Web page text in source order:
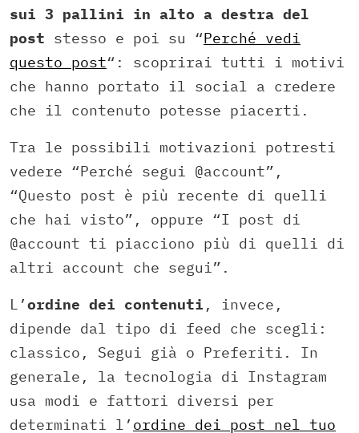
sui 3 pallini in alto a destra del
post stesso e poi su “Perché vedi
questo post“: scoprirai tutti i motivi
che hanno portato il social a credere
che il contenuto potesse piacerti.
Tra le possibili motivazioni potresti
vedere “Perché segui @account”,
“Questo post è più recente di quelli
che hai visto”, oppure “I post di
@account ti piacciono più di quelli di
altri account che segui”.
L’ordine dei contenuti , invece,
dipende dal tipo di feed che scegli:
classico, Segui già o Preferiti. In
generale, la tecnologia di Instagram
usa modi e fattori diversi per
determinati l’ ordine dei post nel tuo